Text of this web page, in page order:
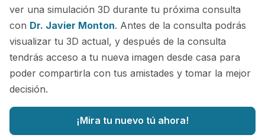
ver una simulación 3D durante tu próxima consulta
con Dr. Javier Monton. Antes de la consulta podrás
visualizar tu 3D actual, y después de la consulta
tendrás acceso a tu nueva imagen desde casa para
poder compartirla con tus amistades y tomar la mejor
decisión.
¡Mira tu nuevo tú ahora!